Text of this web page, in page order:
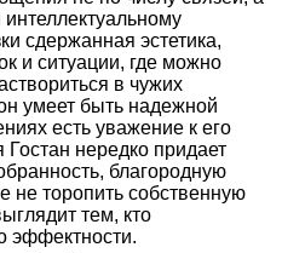
сдержанная эстетика,
и ситуации, где можно
в чужих
умеет быть надежной
есть уважение к его
нередко придает
благородную
не торопить собственную
тем, кто
эффектности.